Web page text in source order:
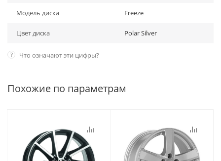
Модель диска Freeze
Цвет диска Polar Silver
? Что означают эти цифры?
Похожие по параметрам